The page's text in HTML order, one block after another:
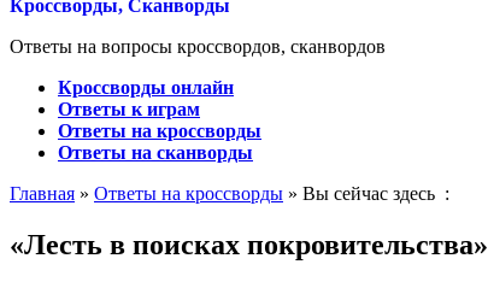
Кроссворды, Сканворды
Ответы на вопросы кроссвордов, сканвордов
Кроссворды онлайн
Ответы к играм
Ответы на кроссворды
Ответы на сканворды
Главная » Ответы на кроссворды » Вы сейчас здесь :
«Лесть в поисках покровительства»